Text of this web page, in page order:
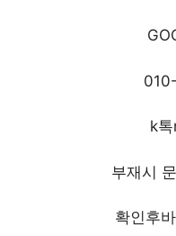
k
부재시
확인후